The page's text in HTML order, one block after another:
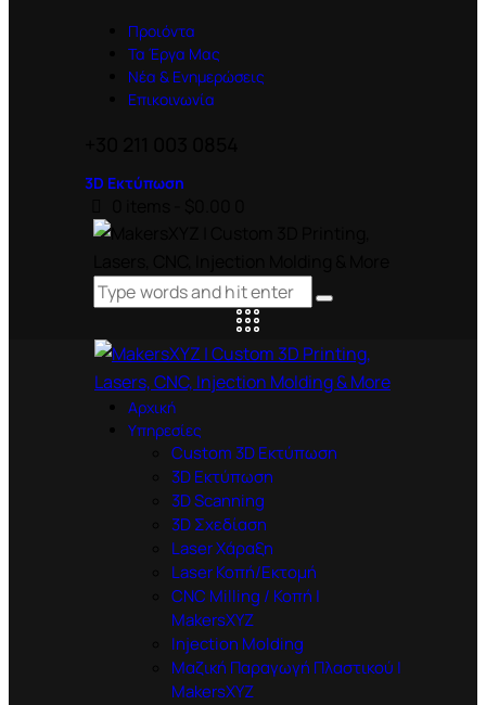
Προιόντα
Τα Έργα Μας
Νέα & Ενημερώσεις
Επικοινωνία
3D Εκτύπωση
Αρχική
Υπηρεσίες
Custom 3D Εκτύπωση
3D Εκτύπωση
3D Scanning
3D Σχεδίαση
Laser Χάραξη
Laser Κοπή/Εκτομή
CNC Milling / Κοπή |
MakersXYZ
Injection Molding
Μαζική Παραγωγή Πλαστικού |
MakersXYZ